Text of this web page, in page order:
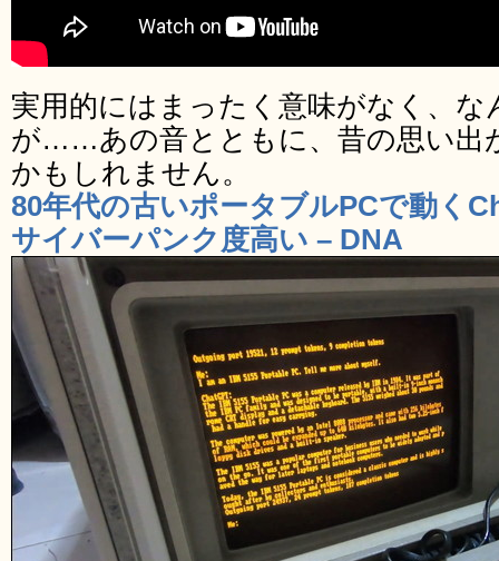
実用的にはまったく意味がなく、
が……あの音とともに、昔の思い出
かもしれません。
80年代の古いポータブルPCで動く
サイバーパンク度高い – DNA